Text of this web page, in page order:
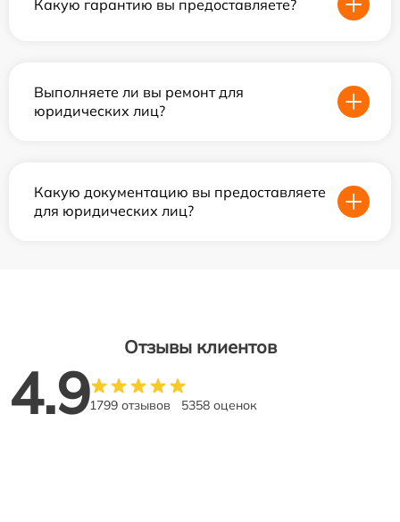
Какую гарантию вы предоставляете?
Выполняете ли вы ремонт для
юридических лиц?
Какую документацию вы предоставляете
для юридических лиц?
Отзывы клиентов
4.91799 отзывов 5358 оценок